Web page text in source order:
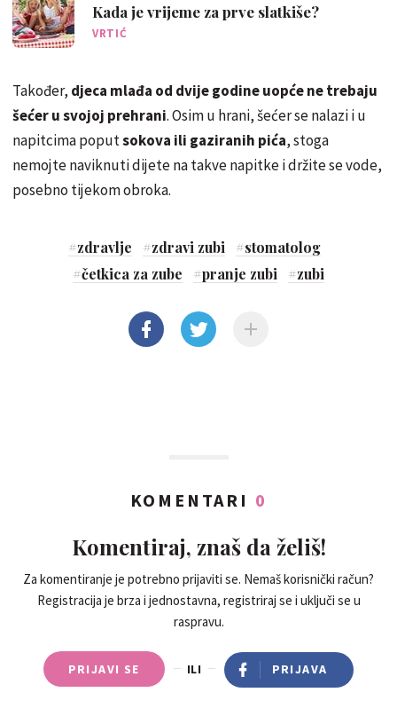
Kada je vrijeme za prve slatkiše?
VRTIĆ
Također, djeca mlađa od dvije godine uopće ne trebaju
šećer u svojoj prehrani. Osim u hrani, šećer se nalazi i u
napitcima poputsokova ili gaziranih pića, stoga
nemojte naviknuti dijete na takve napitke i držite se vode,
posebno tijekom obroka.
#zdravlje #zdravi zubi #stomatolog
#četkica za zube #pranje zubi #zubi
KOMENTARI 0
Komentiraj, znaš da želiš!
Za komentiranje je potrebno prijaviti se. Nemaš korisnički račun?
Registracija je brza i jednostavna, registriraj se i uključi se u
raspravu.
PRIJAVI SE ILI PRIJAVA